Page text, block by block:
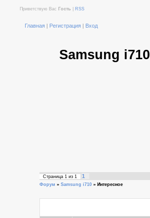
Приветствую Вас Гость RSS
Главная | Регистрация | Вход
Samsung i710
Страница 1 из 1 1
Форум » Samsung i710 » Интересное